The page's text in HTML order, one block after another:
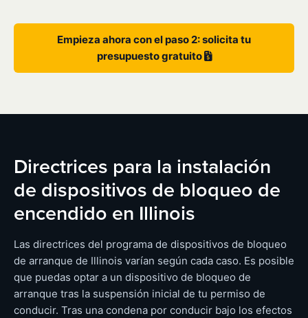
Empieza ahora con el paso 2: solicita tu
presupuesto gratuito
Directrices para la instalación
de dispositivos de bloqueo de
encendido en Illinois
Las directrices del programa de dispositivos de bloqueo
de arranque de Illinois varían según cada caso. Es posible
que puedas optar a un dispositivo de bloqueo de
arranque tras la suspensión inicial de tu permiso de
conducir. Tras una condena por conducir bajo los efectos